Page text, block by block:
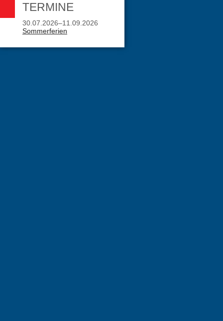
TERMINE
30.07.2026–11.09.2026
Sommerferien